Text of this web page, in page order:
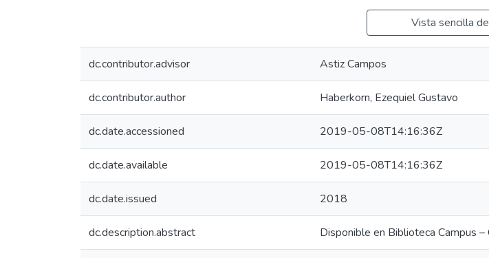
Vista sencilla
dc.contributor.advisor Astiz Campos
dc.contributor.author Haberkorn, Ezequiel Gustavo
dc.date.accessioned 2019-05-08T14:16:36Z
dc.date.available 2019-05-08T14:16:36Z
dc.date.issued 2018
dc.description.abstract Disponible en Biblioteca Campus –